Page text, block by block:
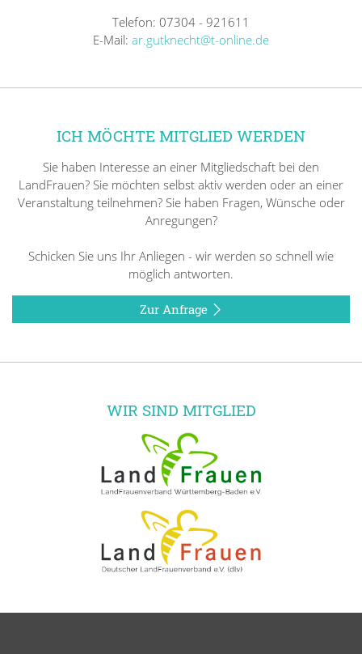
Telefon: 07304 - 921611
E-Mail: ar.gutknecht@t-online.de
ICH MÖCHTE MITGLIED WERDEN
Sie haben Interesse an einer Mitgliedschaft bei den
LandFrauen? Sie möchten selbst aktiv werden oder an einer
Veranstaltung teilnehmen? Sie haben Fragen, Wünsche oder
Anregungen?
Schicken Sie uns Ihr Anliegen - wir werden so schnell wie
möglich antworten.
Zur Anfrage
WIR SIND MITGLIED